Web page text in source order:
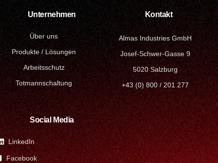
Unternehmen
Über uns
Produkte / Lösungen
Arbeitsschutz
Totmannschaltung
Kontakt
Almas Industries GmbH
Josef-Schwer-Gasse 9
5020 Salzburg
+43 (0) 800 / 201 277
Social Media
LinkedIn
Facebook